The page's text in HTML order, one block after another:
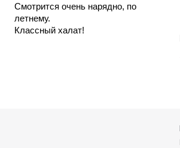
Смотрится очень нарядно, по
летнему.
Классный халат!